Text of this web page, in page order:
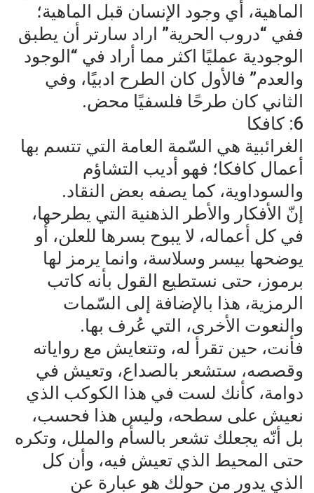
الماهية، أي وجود الإنسان قبل الماهية؛
ففي “دروب الحرية” اراد سارتر أن يطبق
الوجودية عمليًا اكثر مما أراد في “الوجود
والعدم” فالأول كان الطرح ادبيًا، وفي
الثاني كان طرحًا فلسفيًا محض.
6: كافكا
الغرائبية هي السّمة العامة التي تتسم بها
أعمال كافكا؛ فهو أديب التشاؤم
والسوداوية، كما يصفه بعض النقاد.
إنّ الأفكار والأطر الذهنية التي يطرحها،
في كل أعماله، لا يبوح بسرها للعلن، أو
يوضحها بيسر وسلاسة، وانما يرمز لها
برموز، حتى نستطيع القول بأنه كاتب
الرمزية، هذا بالإضافة إلى السّمات
والنعوت الأخرى، التي عُرف بها.
فأنت، حين تقرأ له، وتتعايش مع رواياته
وقصصه، ستشعر بالصداع، وتعيش في
دوامة، كأنك لست في هذا الكوكب الذي
نعيش على سطحه، وليس هذا فحسب،
بل أنّه يجعلك تشعر بالسأم والملل، وتكره
حتى المحيط الذي تعيش فيه، وأن كل
الذي يدور من حولك هو عبارة عن